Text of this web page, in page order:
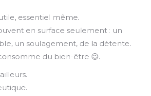
essentiel même.
en surface seulement : un
un soulagement, de la détente.
du bien-être 😉.